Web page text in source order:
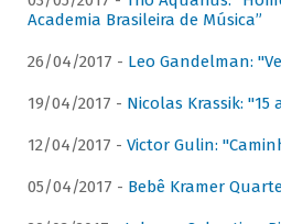
Academia Brasileira de Música”
26/04/2017 - Leo Gandelman:
19/04/2017 - Nicolas Krassik: "15
12/04/2017 - Victor Gulin:
05/04/2017 - Bebê Kramer